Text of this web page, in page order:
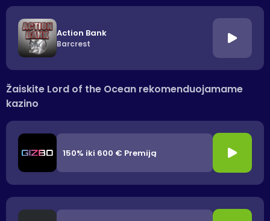
Action Bank
Barcrest
Žaiskite Lord of the Ocean rekomenduojamame
kazino
150% iki 600 € Premiją